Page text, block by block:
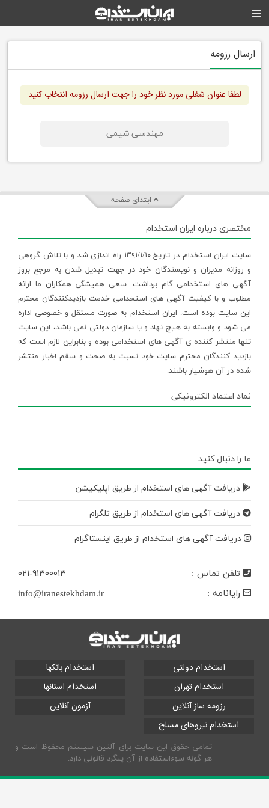
ارسال رزومه
لطفا عنوان شغلی مورد نظر خود را جهت ارسال رزومه انتخاب کنید
مهندسی شیمی
ابتدای صفحه
مختصری درباره ایران استخدام
سایت ایران استخدام در تاریخ ۱۳۹۱/۱/۱۰ راه اندازی شد و با تلاش گروهی
و روزانه مدیران و نویسندگان خود در جهت تبدیل شدن به مرجع بروز
آگهی های استخدامی گام برداشت. سعی همیشگی همکاران ما ارائه
مطلوب و با کیفیت آگهی های استخدامی خدمت بازدیدکنندگان محترم
این سایت بوده است. ایران استخدام به صورت مستقل و خصوصی اداره
می شود و وابسته به هیچ نهاد و یا سازمان دولتی نمی باشد، این سایت
تنها منتشر کننده ی آگهی های استخدامی بوده و بنابراین لازم است که
بازدید کنندگان محترم سایت خود نسبت به صحت و سقم اخبار منتشر
شده در آن هوشیار باشند.
نماد اعتماد الکترونیکی
ما را دنبال کنید
دریافت آگهی های استخدام از طریق اپلیکیشن
دریافت آگهی های استخدام از طریق تلگرام
دریافت آگهی های استخدام از طریق اینستاگرام
تلفن تماس :
۰۲۱-۹۱۳۰۰۰۱۳
رایانامه :
info@iranestekhdam.ir
استخدام دولتی
استخدام بانکها
استخدام تهران
استخدام استانها
رزومه ساز آنلاین
آزمون آنلاین
استخدام نیروهای مسلح
تمامی حقوق این سایت برای آلتین سیستم محفوظ است و
هر گونه سوءاستفاده از آن پیگرد قانونی دارد.